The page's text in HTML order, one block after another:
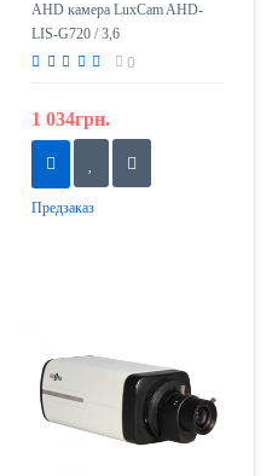
AHD камера LuxCam AHD-
LIS-G720 / 3,6
0
1 034грн.
Предзаказ